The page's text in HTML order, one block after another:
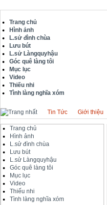
Trang chủ
Hình ảnh
L.sử đình chùa
Lưu bút
L.sử Làngquyhậu
Góc quê làng tôi
Mục lục
Video
Thiếu nhi
Tình làng nghĩa xóm
Tin Tức Giới thiệu
Trang chủ
Hình ảnh
L.sử đình chùa
Lưu bút
L.sử Làngquyhậu
Góc quê làng tôi
Mục lục
Video
Thiếu nhi
Tình làng nghĩa xóm